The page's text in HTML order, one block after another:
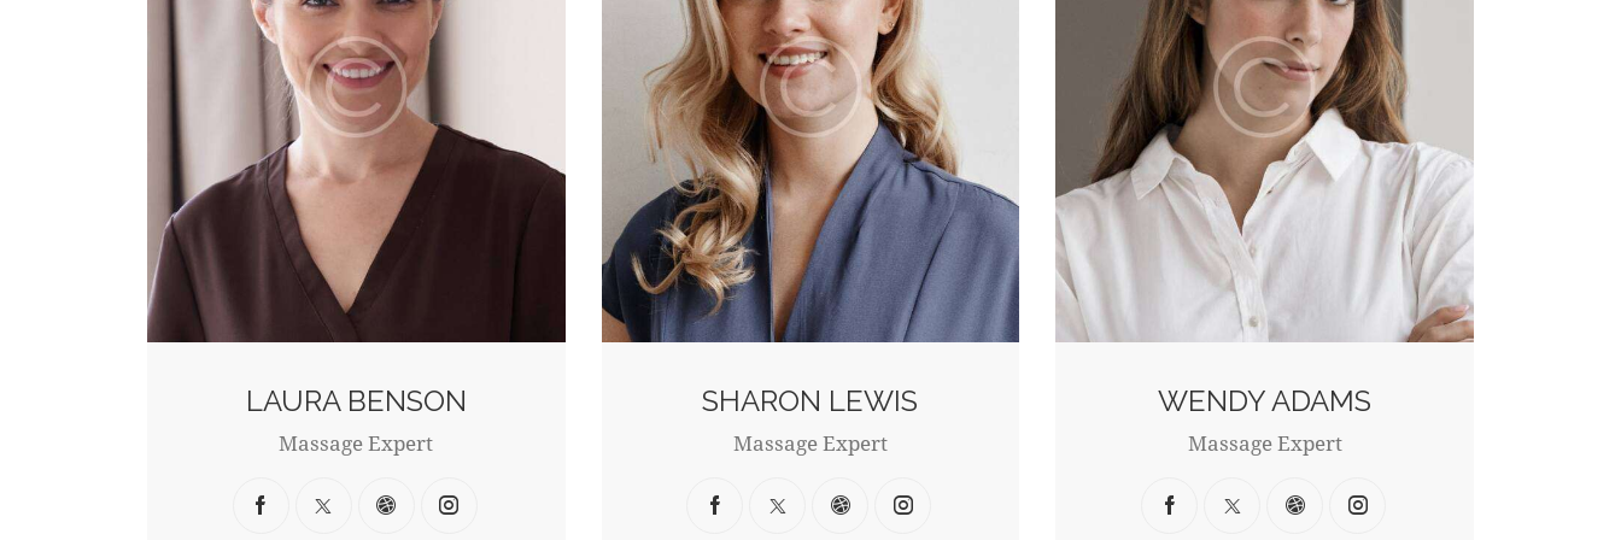
LAURA BENSON
Massage Expert
SHARON LEWIS
Massage Expert
WENDY ADAMS
Massage Expert